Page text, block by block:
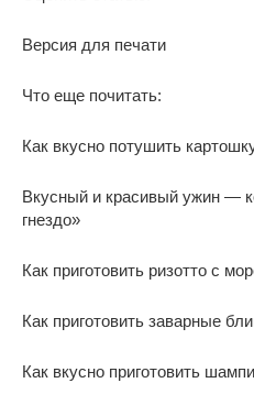
Версия для печати
Что еще почитать:
Как вкусно потушить
Вкусный и красивый ужин —
гнездо»
Как приготовить ризотто с
Как приготовить заварные
Как вкусно приготовить